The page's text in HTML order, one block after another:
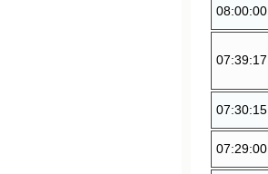
08:00:00
07:39:17
07:30:15
07:29:00